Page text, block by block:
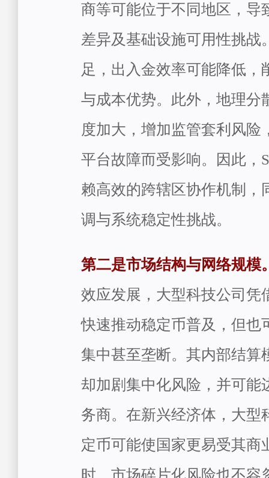
商等可能位于不同地区，导
差异及基础设施可用性挑战
足，出入金效率可能降低，
与成本优势。此外，地理分
度加大，增加监管套利风险
平台故障而受影响。因此，
赖高效的跨辖区协作机制，
调与系统稳定性挑战。
第二是市场结构与网络规模
效应发展，大型科技公司凭
快速推动稳定币普及，但也
集中甚至垄断。其内部结算
却加剧集中化风险，并可能
务商。在新兴经济体，大型
定币可能使国家更易受其商
时，市场碎片化风险也不